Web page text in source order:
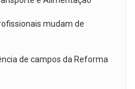
mudam de
de campos da Reforma